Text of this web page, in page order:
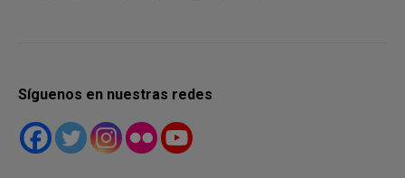
Síguenos en nuestras redes